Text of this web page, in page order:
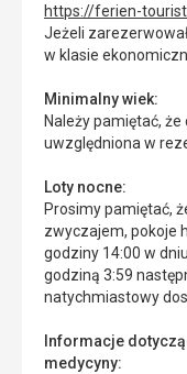
https://ferien-
Jeżeli
w klasie
Minimalny wiek:
Należy pamiętać,
uwzględniona w
Loty nocne:
Prosimy pamiętać,
zwyczajem, pokoje
godziny 14:00 w
godziną 3:59
natychmiastowy
Informacje
medycyny: